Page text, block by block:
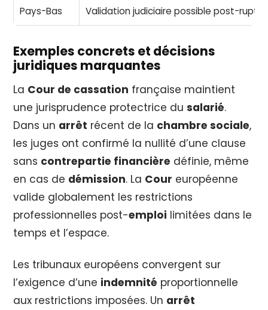
Pays-Bas Validation judiciaire possible post-
Exemples concrets et décisions
juridiques marquantes
La Cour de cassation française maintient
une jurisprudence protectrice du salarié.
Dans un arrêt récent de la chambre sociale,
les juges ont confirmé la nullité d’une clause
sans contrepartie financière définie, même
en cas de démission. La Cour européenne
valide globalement les restrictions
professionnelles post-emploi limitées dans le
temps et l’espace.
Les tribunaux européens convergent sur
l’exigence d’une indemnité proportionnelle
aux restrictions imposées. Un arrêt